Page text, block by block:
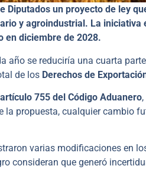
Diputados un proyecto de ley
y agroindustrial. La iniciativa
en diciembre de 2028.
año se reduciría una cuarta
de los Derechos de
755 del Código Aduanero
propuesta, cualquier cambio
varias modificaciones en
consideran que generó